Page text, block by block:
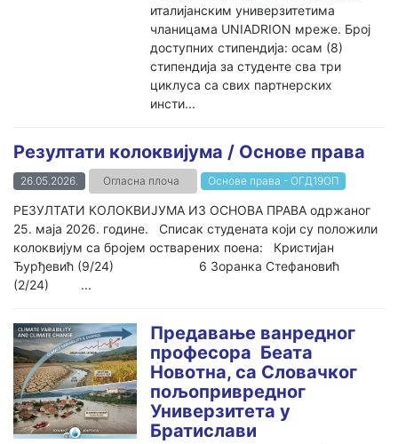
италијанским универзитетима
чланицама UNIADRION мреже. Број
доступних стипендија: осам (8)
стипендија за студенте сва три
циклуса са свих партнерских
инсти...
Резултати колоквијума / Основе права
26.05.2026. Огласна плоча Основе права - ОГД19ОП
РЕЗУЛТАТИ КОЛОКВИЈУМА ИЗ ОСНОВА ПРАВА одржаног
25. маја 2026. године. Списак студената који су положили
колоквијум са бројем остварених поена: Кристијан
Ђурђевић (9/24) 6 Зоранка Стефановић
(2/24) ...
Предавање ванредног
професора Беата
Новотна, са Словачког
пољопривредног
Универзитета у
Братислави